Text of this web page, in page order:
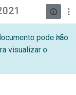
pode não
visualizar o